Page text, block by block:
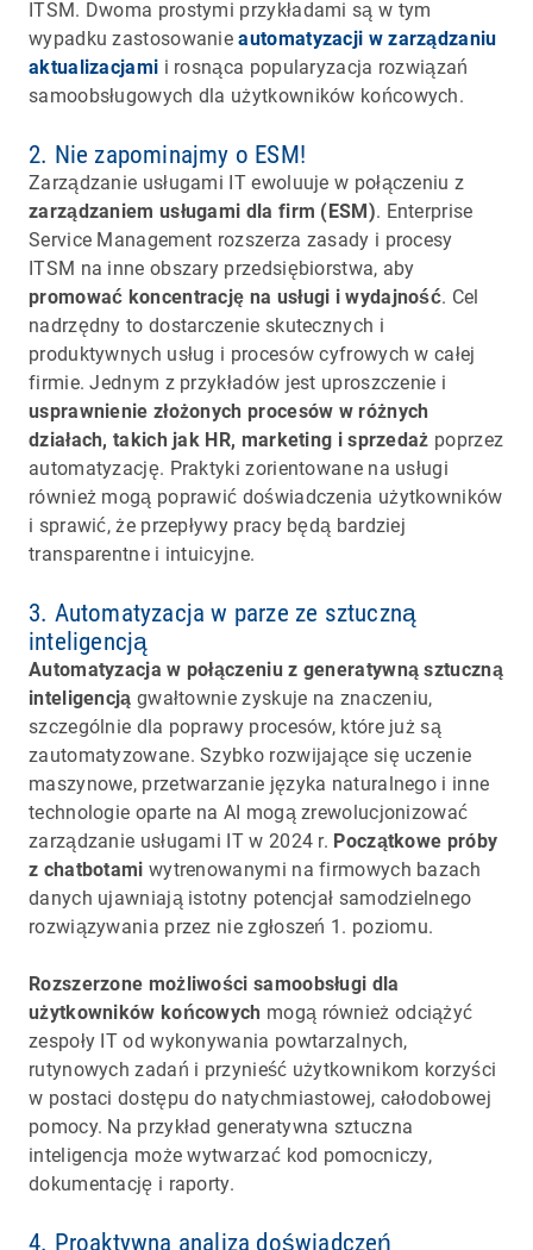
ITSM. Dwoma prostymi przykładami są w tym
wypadku zastosowanieautomatyzacji w zarządzaniu
aktualizacjami i rosnąca popularyzacja rozwiązań
samoobsługowych dla użytkowników końcowych.
2. Nie zapominajmy o ESM!
Zarządzanie usługami IT ewoluuje w połączeniu z
zarządzaniem usługami dla firm (ESM). Enterprise
Service Management rozszerza zasady i procesy
ITSM na inne obszary przedsiębiorstwa, aby
promować koncentrację na usługi i wydajność. Cel
nadrzędny to dostarczenie skutecznych i
produktywnych usług i procesów cyfrowych w całej
firmie. Jednym z przykładów jest uproszczenie i
usprawnienie złożonych procesów w różnych
działach, takich jak HR, marketing i sprzedaż poprzez
automatyzację. Praktyki zorientowane na usługi
również mogą poprawić doświadczenia użytkowników
i sprawić, że przepływy pracy będą bardziej
transparentne i intuicyjne.
3. Automatyzacja w parze ze sztuczną
inteligencją
Automatyzacja w połączeniu z generatywną sztuczną
inteligencją gwałtownie zyskuje na znaczeniu,
szczególnie dla poprawy procesów, które już są
zautomatyzowane. Szybko rozwijające się uczenie
maszynowe, przetwarzanie języka naturalnego i inne
technologie oparte na AI mogą zrewolucjonizować
zarządzanie usługami IT w 2024 r. Początkowe próby
z chatbotami wytrenowanymi na firmowych bazach
danych ujawniają istotny potencjał samodzielnego
rozwiązywania przez nie zgłoszeń 1. poziomu.
Rozszerzone możliwości samoobsługi dla
użytkowników końcowych mogą również odciążyć
zespoły IT od wykonywania powtarzalnych,
rutynowych zadań i przynieść użytkownikom korzyści
w postaci dostępu do natychmiastowej, całodobowej
pomocy. Na przykład generatywna sztuczna
inteligencja może wytwarzać kod pomocniczy,
dokumentację i raporty.
4. Proaktywna analiza doświadczeń